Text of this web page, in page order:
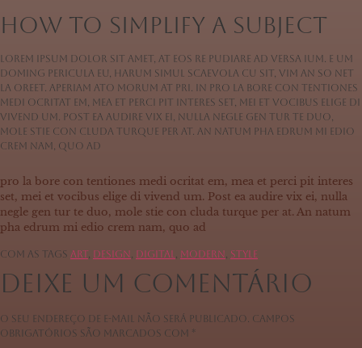
How to Simplify a Subject
Lorem ipsum dolor sit amet, at eos re pudiare ad versa ium. E um
doming pericula eu, harum simul scaevola cu sit, vim an so net
la oreet. Aperiam ato morum at pri. In pro la bore con tentiones
medi ocritat em, mea et perci pit interes set, mei et vocibus elige di
vivend um. Post ea audire vix ei, nulla negle gen tur te duo,
mole stie con cluda turque per at. An natum pha edrum mi edio
crem nam, quo ad
pro la bore con tentiones medi ocritat em, mea et perci pit interes
set, mei et vocibus elige di vivend um. Post ea audire vix ei, nulla
negle gen tur te duo, mole stie con cluda turque per at. An natum
pha edrum mi edio crem nam, quo ad
Com as tags Art, Design Digital Modern Style
Deixe um comentário
O seu endereço de e-mail não será publicado. Campos
obrigatórios são marcados com *